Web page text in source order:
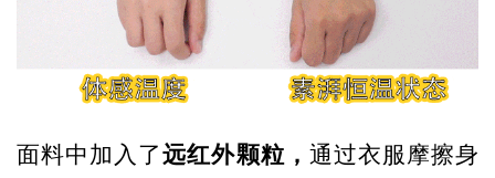
面料中加入了远红外颗粒， 通过衣服摩擦身